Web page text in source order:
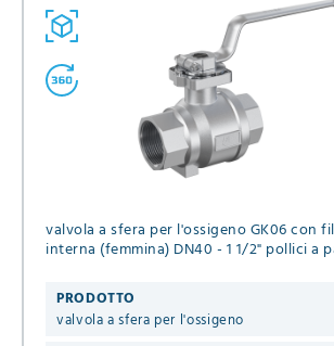
valvola a sfera per l'ossigeno GK06 con
interna (femmina) DN40 - 1 1/2" pollici a
PRODOTTO
valvola a sfera per l'ossigeno